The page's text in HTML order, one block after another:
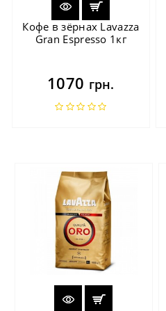
Кофе в зёрнах Lavazza
Gran Espresso 1кг
1070 грн.